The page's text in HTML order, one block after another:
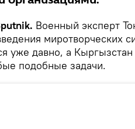
Военный эксперт
миротворческих
уже давно, а
подобные задачи.